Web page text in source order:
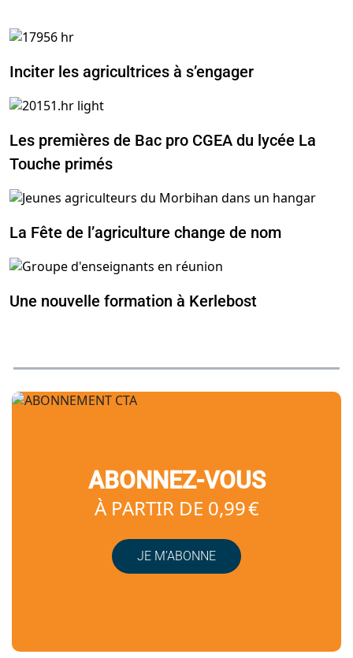
Inciter les agricultrices à s’engager
Les premières de Bac pro CGEA du lycée La
Touche primés
La Fête de l’agriculture change de nom
Une nouvelle formation à Kerlebost
ABONNEZ-VOUS
À PARTIR DE 0,99 €
JE M’ABONNE